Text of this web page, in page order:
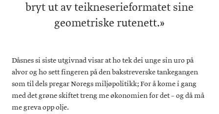
bryt ut av teikneserieformatet sine
geometriske rutenett.»
Dåsnes si siste utgivnad visar at ho tek dei unge sin uro på
alvor og ho sett fingeren på den bakstreverske tankegangen
som til dels pregar Noregs miljøpolitikk; For å kome i gang
med det grøne skiftet treng me økonomien for det – og då må
me greva opp olje.